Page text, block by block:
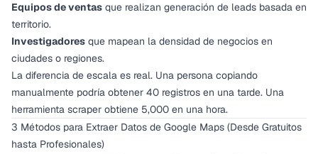
Equipos de ventas que realizan generación de leads basada en
territorio.
Investigadores que mapean la densidad de negocios en
ciudades o regiones.
La diferencia de escala es real. Una persona copiando
manualmente podría obtener 40 registros en una tarde. Una
herramienta scraper obtiene 5,000 en una hora.
3 Métodos para Extraer Datos de Google Maps (Desde Gratuitos
hasta Profesionales)